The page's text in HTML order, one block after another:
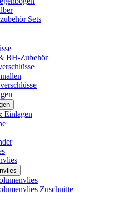
Sets
BH-Zubehör
Einlagen
Zuschnitte